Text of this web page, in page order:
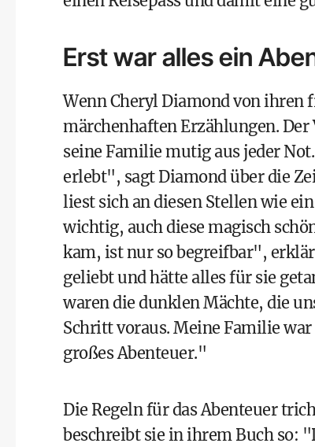
Erst war alles ein
Wenn Cheryl Diamond von ihren
märchenhaften Erzählungen.
seine Familie mutig aus jeder
erlebt", sagt Diamond über die
liest sich an diesen Stellen wie
wichtig, auch diese magisch
kam, ist nur so begreifbar",
geliebt und hätte alles für sie
waren die dunklen Mächte, die
Schritt voraus. Meine Familie
großes Abenteuer."
Die Regeln für das Abenteuer
beschreibt sie in ihrem Buch so: